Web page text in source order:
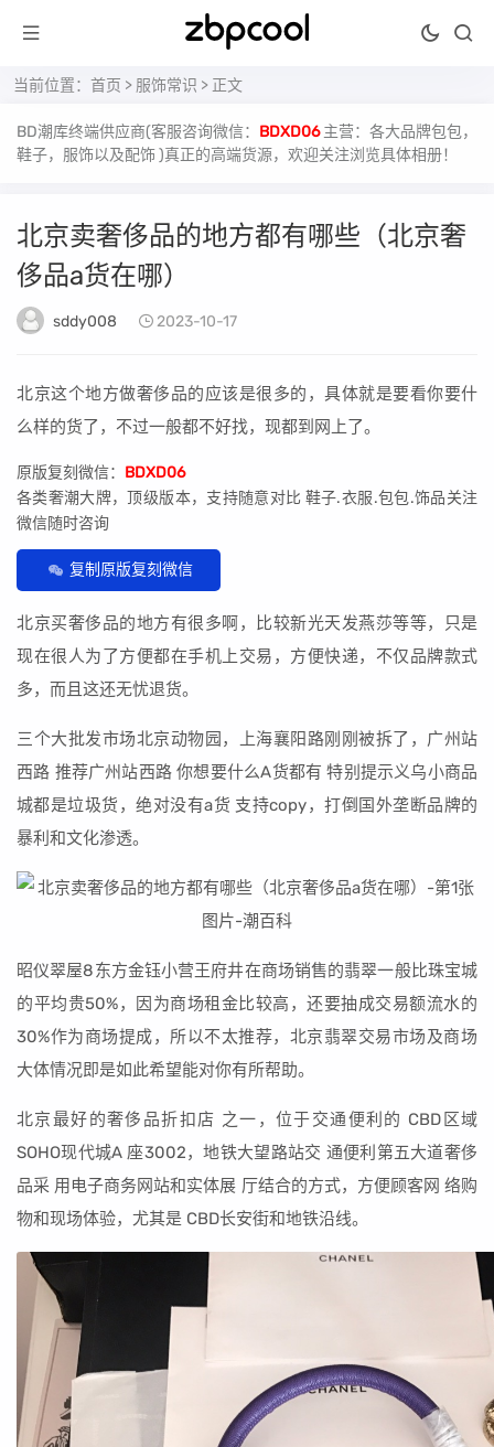
当前位置： 首页 > 服饰常识 > 正文
BD潮库终端供应商(客服咨询微信： BDXD06 主营：各大品牌包包，
鞋子，服饰以及配饰 )真正的高端货源，欢迎关注浏览具体相册！
北京卖奢侈品的地方都有哪些（北京奢
侈品a货在哪）
sddy008 2023-10-17
北京这个地方做奢侈品的应该是很多的，具体就是要看你要什
么样的货了，不过一般都不好找，现都到网上了。
原版复刻微信： BDXD06
各类奢潮大牌，顶级版本，支持随意对比 鞋子.衣服.包包.饰品关注
微信随时咨询
复制原版复刻微信
北京买奢侈品的地方有很多啊，比较新光天发燕莎等等，只是
现在很人为了方便都在手机上交易，方便快递，不仅品牌款式
多，而且这还无忧退货。
三个大批发市场北京动物园，上海襄阳路刚刚被拆了，广州站
西路 推荐广州站西路 你想要什么A货都有 特别提示义乌小商品
城都是垃圾货，绝对没有a货 支持copy，打倒国外垄断品牌的
暴利和文化渗透。
昭仪翠屋8东方金钰小营王府井在商场销售的翡翠一般比珠宝城
的平均贵50%，因为商场租金比较高，还要抽成交易额流水的
30%作为商场提成，所以不太推荐，北京翡翠交易市场及商场
大体情况即是如此希望能对你有所帮助。
北京最好的奢侈品折扣店 之一，位于交通便利的 CBD区域
SOHO现代城A 座3002，地铁大望路站交 通便利第五大道奢侈
品采 用电子商务网站和实体展 厅结合的方式，方便顾客网 络购
物和现场体验，尤其是 CBD长安街和地铁沿线。